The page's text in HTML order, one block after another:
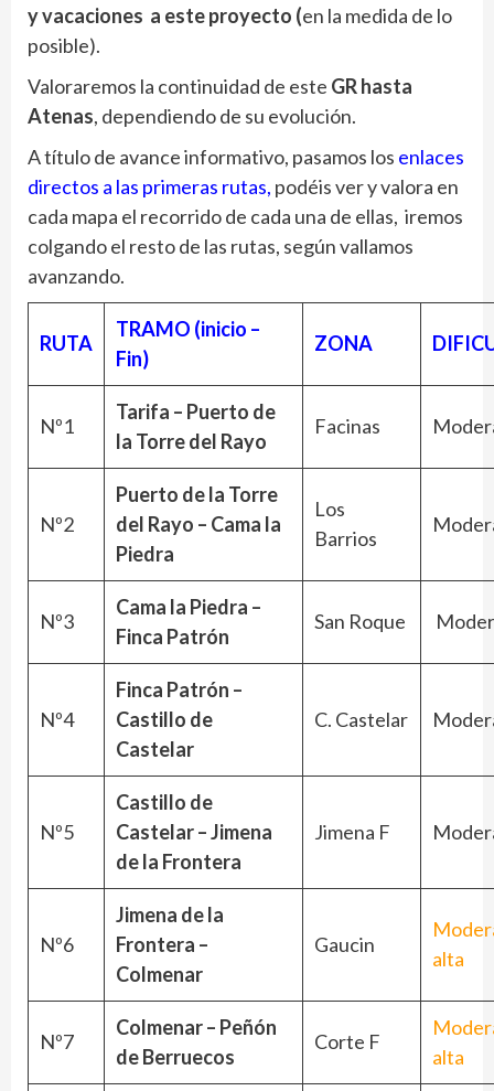
y vacaciones a este proyecto (en la medida de lo
posible).
Valoraremos la continuidad de este GR hasta
Atenas, dependiendo de su evolución.
A título de avance informativo, pasamos los enlaces
directos a las primeras rutas, podéis ver y valora en
cada mapa el recorrido de cada una de ellas, iremos
colgando el resto de las rutas, según vallamos
avanzando.
RUTA
TRAMO (inicio –
Fin)
ZONA
Nº1
Tarifa – Puerto de
la Torre del Rayo
Facinas
Nº2
Puerto de la Torre
del Rayo – Cama la
Piedra
Los
Barrios
Nº3
Cama la Piedra –
Finca Patrón
San Roque
Nº4
Finca Patrón –
Castillo de
Castelar
C. Castelar
Nº5
Castillo de
Castelar – Jimena
de la Frontera
Jimena F
Nº6
Jimena de la
Frontera –
Colmenar
Gaucin
alta
Nº7
Colmenar – Peñón
de Berruecos
Corte F
alta